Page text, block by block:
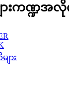
များကဏ္ဍအ
ား